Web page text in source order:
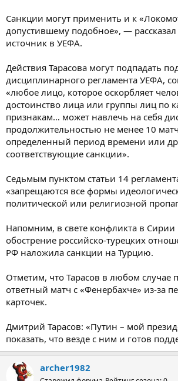
Санкции могут применить и к
допустившему подобное», — рассказал
источник в УЕФА.
Действия Тарасова могут подпадать
дисциплинарного регламента УЕФА,
«любое лицо, которое оскорбляет
достоинство лица или группы лиц по
признакам… может навлечь на себя
продолжительностью не менее 10
определенный период времени или
соответствующие санкции».
Седьмым пунктом статьи 14
«запрещаются все формы
политической или религиозной
Напомним, в свете конфликта в
обострение российско-турецких
РФ наложила санкции на Турцию.
Отметим, что Тарасов в любом случае
ответный матч с «Фенербахче» из-за
карточек.
Дмитрий Тарасов: «Путин – мой
показать, что везде с ним и готов
archer1982